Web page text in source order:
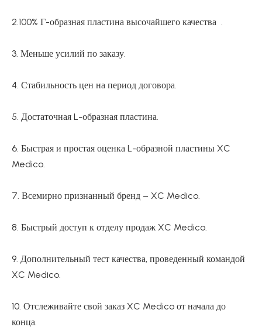
2.100% Г-образная пластина высочайшего качества .
3. Меньше усилий по заказу.
4. Стабильность цен на период договора.
5. Достаточная L-образная пластина.
6. Быстрая и простая оценка L-образной пластины XC
Medico.
7. Всемирно признанный бренд – XC Medico.
8. Быстрый доступ к отделу продаж XC Medico.
9. Дополнительный тест качества, проведенный командой
XC Medico.
10. Отслеживайте свой заказ XC Medico от начала до
конца.